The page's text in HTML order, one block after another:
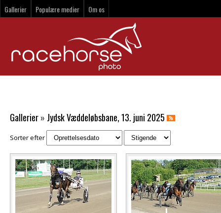
Gallerier Populære medier Om os
Gallerier» Jydsk Væddeløbsbane, 13. juni 2025
Sorter efter